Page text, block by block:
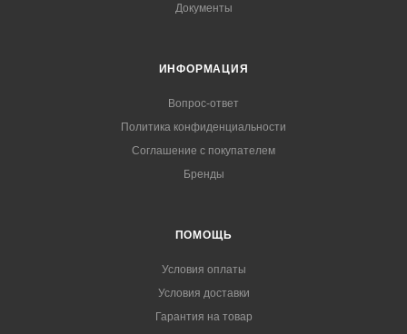
Документы
ИНФОРМАЦИЯ
Вопрос-ответ
Политика конфиденциальности
Соглашение с покупателем
Бренды
ПОМОЩЬ
Условия оплаты
Условия доставки
Гарантия на товар